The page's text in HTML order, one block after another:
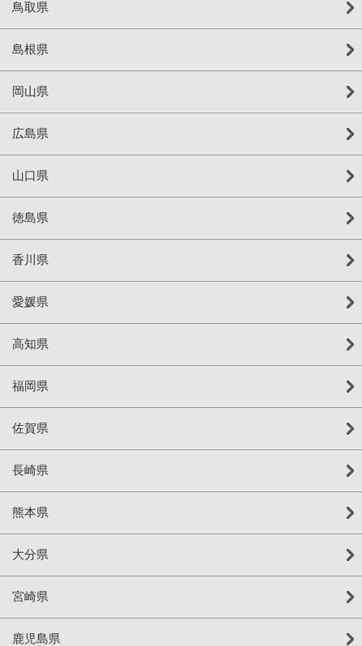
鳥取県
島根県
岡山県
広島県
山口県
徳島県
香川県
愛媛県
高知県
福岡県
佐賀県
長崎県
熊本県
大分県
宮崎県
鹿児島県